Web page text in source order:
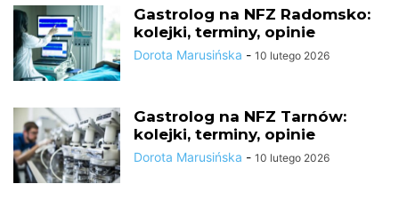
Gastrolog na NFZ Radomsko:
kolejki, terminy, opinie
Dorota Marusińska - 10 lutego 2026
Gastrolog na NFZ Tarnów:
kolejki, terminy, opinie
Dorota Marusińska - 10 lutego 2026